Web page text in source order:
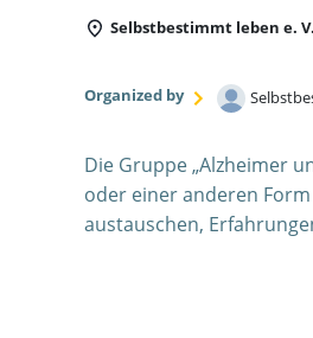
Selbstbestimmt leben e. V.
Organized by
Die Gruppe „Alzheimer
oder einer anderen
austauschen,